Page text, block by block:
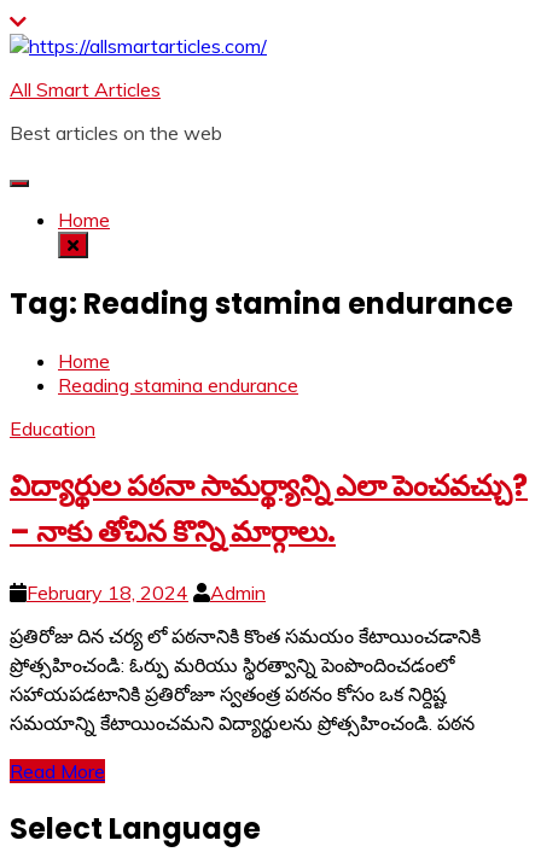
Skip
to
All Smart Articles
Best articles on the web
Home
Tag: Reading stamina endurance
Home
Reading stamina endurance
Education
విద్యార్థుల పఠనా సామర్థ్యాన్ని ఎలా పెంచవచ్చు?
– నాకు తోచిన కొన్ని మార్గాలు.
February 18, 2024
Admin
ప్రతిరోజు దిన చర్య లో పఠనానికి కొంత సమయం కేటాయించడానికి
ప్రోత్సహించండి: ఓర్పు మరియు స్థిరత్వాన్ని పెంపొందించడంలో
సహాయపడటానికి ప్రతిరోజూ స్వతంత్ర పఠనం కోసం ఒక నిర్దిష్ట
సమయాన్ని కేటాయించమని విద్యార్థులను ప్రోత్సహించండి. పఠన
Read More
Select Language